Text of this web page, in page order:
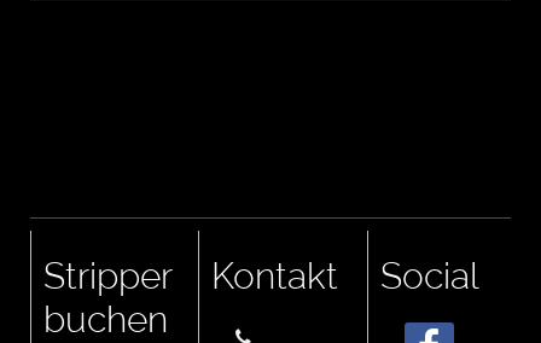
Stripper
buchen
Kontakt Social